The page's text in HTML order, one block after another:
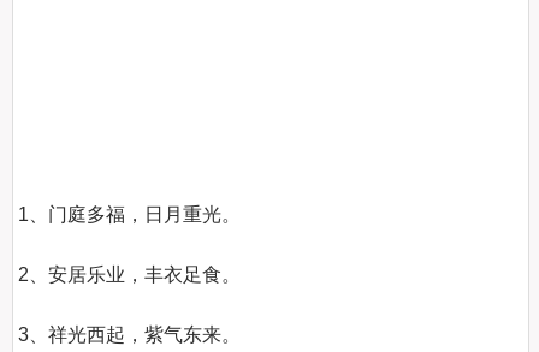
1、门庭多福，日月重光。
2、安居乐业，丰衣足食。
3、祥光西起，紫气东来。